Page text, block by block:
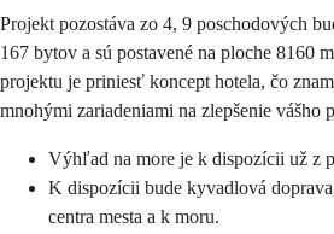
Projekt pozostáva zo 4, 9 poschodových
167 bytov a sú postavené na ploche 8160
projektu je priniesť koncept hotela, čo
mnohými zariadeniami na zlepšenie vášho
Výhľad na more je k dispozícii už z
K dispozícii bude kyvadlová
centra mesta a k moru.